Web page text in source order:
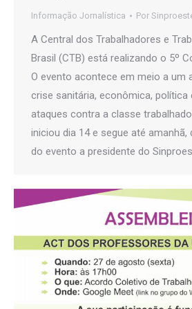
Informação Jornalística Por
A Central dos Trabalhadores e
Brasil (CTB) está realizando o 5º
O evento acontece em meio a um
crise sanitária, econômica, política
ataques contra a classe
iniciou dia 14 e segue até amanhã,
do evento a presidente do